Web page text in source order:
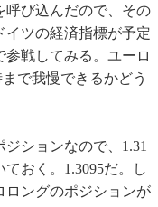
呼び込んだので、その
イツの経済指標が予定
戦してみる。ユーロ
で我慢できるかどう
ションなので、1.31
おく。1.3095だ。し
ロングのポジションが